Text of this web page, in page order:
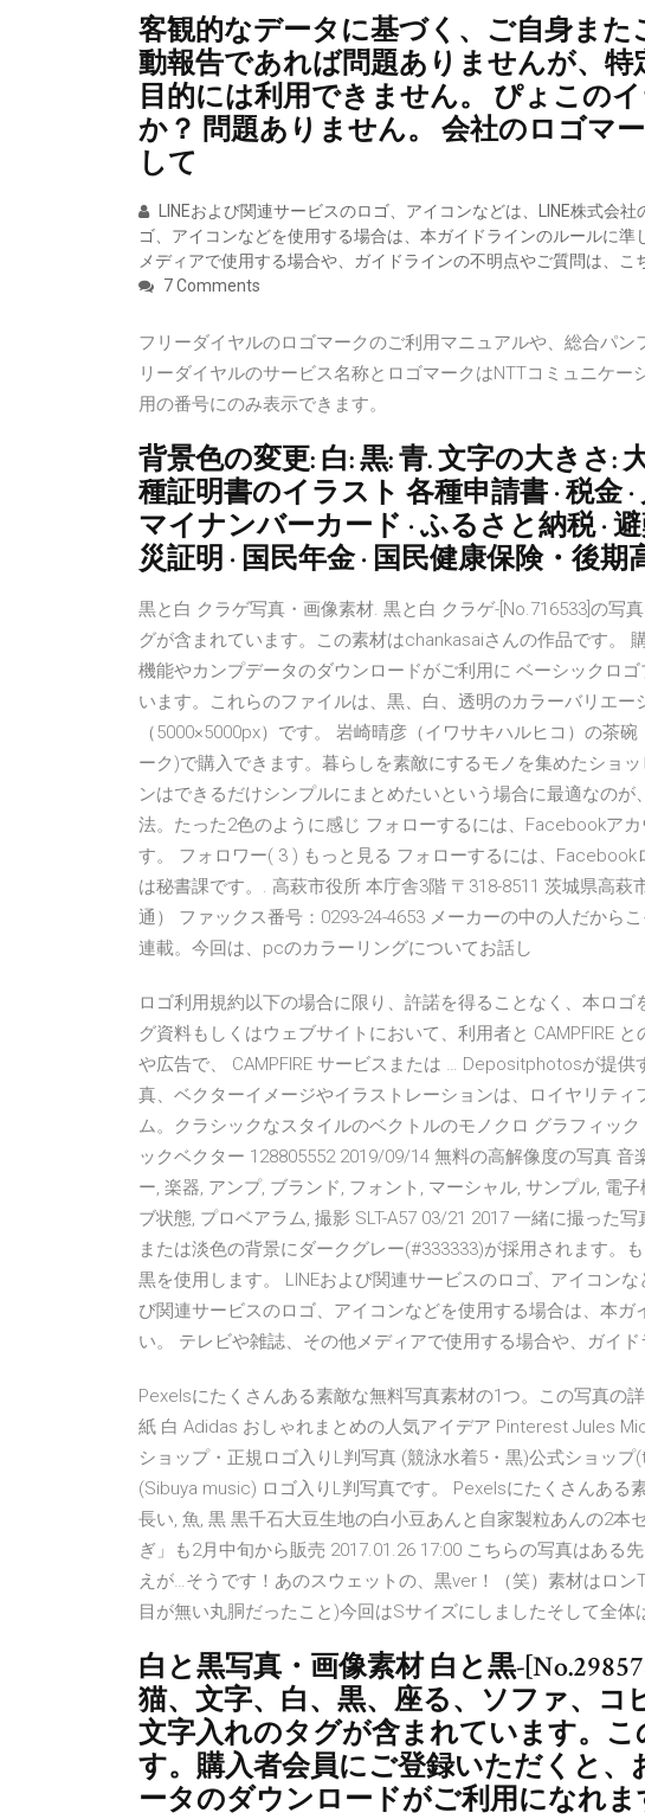
客観的なデータに基づく、ご自身ま
動報告であれば問題ありませんが、特
目的には利用できません。 ぴょこの
か？ 問題ありません。 会社のロゴマ
して
LINEおよび関連サービスのロゴ、アイコンなどは、LINE株式会
ゴ、アイコンなどを使用する場合は、本ガイドラインのルールに
メディアで使用する場合や、ガイドラインの不明点やご質問は、こ
7 Comments
フリーダイヤルのロゴマークのご利用マニュアルや、総合パ
リーダイヤルのサービス名称とロゴマークはNTTコミュニケー
用の番号にのみ表示できます。
背景色の変更: 白: 黒: 青. 文字の大きさ:
種証明書のイラスト 各種申請書 · 税金
マイナンバーカード · ふるさと納税 ·
災証明 · 国民年金 · 国民健康保険・後期
黒と白 クラゲ写真・画像素材. 黒と白 クラゲ-[No.716533]の写
グが含まれています。この素材はchankasaiさんの作品です。
機能やカンプデータのダウンロードがご利用に ベーシックロ
います。これらのファイルは、黒、白、透明のカラーバリエー
（5000×5000px）です。 岩崎晴彦（イワサキハルヒコ）の茶
ーク)で購入できます。暮らしを素敵にするモノを集めたショ
ンはできるだけシンプルにまとめたいという場合に最適なの
法。たった2色のように感じ フォローするには、Facebookア
す。 フォロワー( 3 ) もっと見る フォローするには、
は秘書課です。. 高萩市役所 本庁舎3階 〒318-8511 茨城県高萩
通） ファックス番号：0293-24-4653 メーカーの中の人だから
連載。今回は、pcのカラーリングについてお話し
ロゴ利用規約以下の場合に限り、許諾を得ることなく、本ロ
グ資料もしくはウェブサイトにおいて、利用者と CAMPFIRE
や広告で、 CAMPFIRE サービスまたは … Depositphotosが提
真、ベクターイメージやイラストレーションは、ロイヤリテ
ム。クラシックなスタイルのベクトルのモノクロ グラフィッ
ックベクター 128805552 2019/09/14 無料の高解像度の写真 音
ー, 楽器, アンプ, ブランド, フォント, マーシャル, サンプル, 電
ブ状態, プロベアラム, 撮影 SLT-A57 03/21 2017 一緒に撮った
または淡色の背景にダークグレー(#333333)が採用されます。
黒を使用します。 LINEおよび関連サービスのロゴ、アイコン
び関連サービスのロゴ、アイコンなどを使用する場合は、本
い。 テレビや雑誌、その他メディアで使用する場合や、ガイ
Pexelsにたくさんある素敵な無料写真素材の1つ。この写真の
紙 白 Adidas おしゃれまとめの人気アイデア Pinterest Jules
ショップ・正規ロゴ入りL判写真 (競泳水着5・黒)公式ショッ
(Sibuya music) ロゴ入りL判写真です。 Pexelsにたくさんある
長い, 魚, 黒 黒千石大豆生地の白小豆あんと自家製粒あんの2本
ぎ」も2月中旬から販売 2017.01.26 17:00 こちらの写真はある
えが…そうです！あのスウェットの、黒ver！（笑）素材はロ
目が無い丸胴だったこと)今回はSサイズにしましたそして全
白と黒写真・画像素材 白と黒-
猫、文字、白、黒、座る、ソファ、コ
文字入れのタグが含まれています。
す。購入者会員にご登録いただくと
ータのダウンロードがご利用になれま